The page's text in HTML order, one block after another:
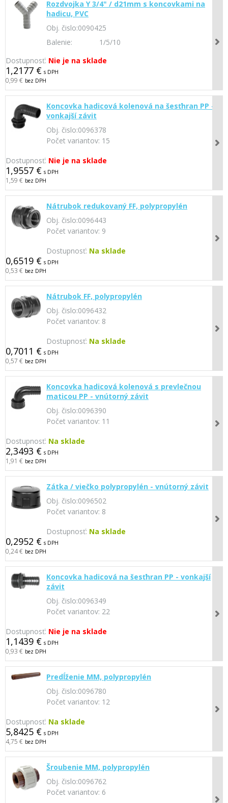
Rozdvojka Y 3/4" / d21mm s koncovkami na
hadicu, PVC
Obj. čislo:0090425
Balenie:
1/5/10
Dostupnosť: Nie je na sklade
1,2177 € s DPH
0,99 € bez DPH
Koncovka hadicová kolenová na šesťhran PP -
vonkajší závit
Obj. čislo:0096378
Počet variantov: 15
Dostupnosť: Nie je na sklade
1,9557 € s DPH
1,59 € bez DPH
Nátrubok redukovaný FF, polypropylén
Obj. čislo:0096443
Počet variantov: 9
Dostupnosť: Na sklade
0,6519 € s DPH
0,53 € bez DPH
Nátrubok FF, polypropylén
Obj. čislo:0096432
Počet variantov: 8
Dostupnosť: Na sklade
0,7011 € s DPH
0,57 € bez DPH
Koncovka hadicová kolenová s prevlečnou
maticou PP - vnútorný závit
Obj. čislo:0096390
Počet variantov: 11
Dostupnosť: Na sklade
2,3493 € s DPH
1,91 € bez DPH
Zátka / viečko polypropylén - vnútorný závit
Obj. čislo:0096502
Počet variantov: 8
Dostupnosť: Na sklade
0,2952 € s DPH
0,24 € bez DPH
Koncovka hadicová na šesťhran PP - vonkajší
závit
Obj. čislo:0096349
Počet variantov: 22
Dostupnosť: Nie je na sklade
1,1439 € s DPH
0,93 € bez DPH
Predĺženie MM, polypropylén
Obj. čislo:0096780
Počet variantov: 12
Dostupnosť: Na sklade
5,8425 € s DPH
4,75 € bez DPH
Šroubenie MM, polypropylén
Obj. čislo:0096762
Počet variantov: 6